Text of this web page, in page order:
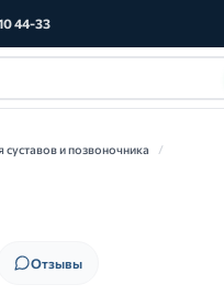
44-33
суставов и позвоночника
/
Отзывы